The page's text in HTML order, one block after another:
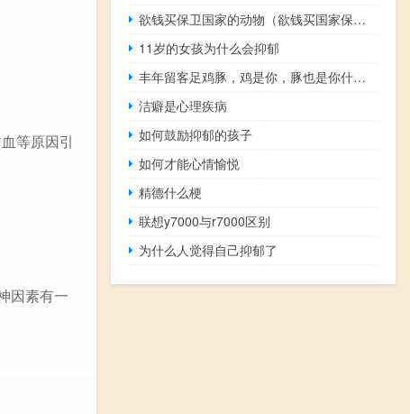
等原因引
因素有一
欲钱买保卫国家的动物（欲钱买国家保护的动物）
11岁的女孩为什么会抑郁
丰年留客足鸡豚，鸡是你，豚也是你什么梗
洁癖是心理疾病
如何鼓励抑郁的孩子
如何才能心情愉悦
精德什么梗
联想y7000与r7000区别
为什么人觉得自己抑郁了